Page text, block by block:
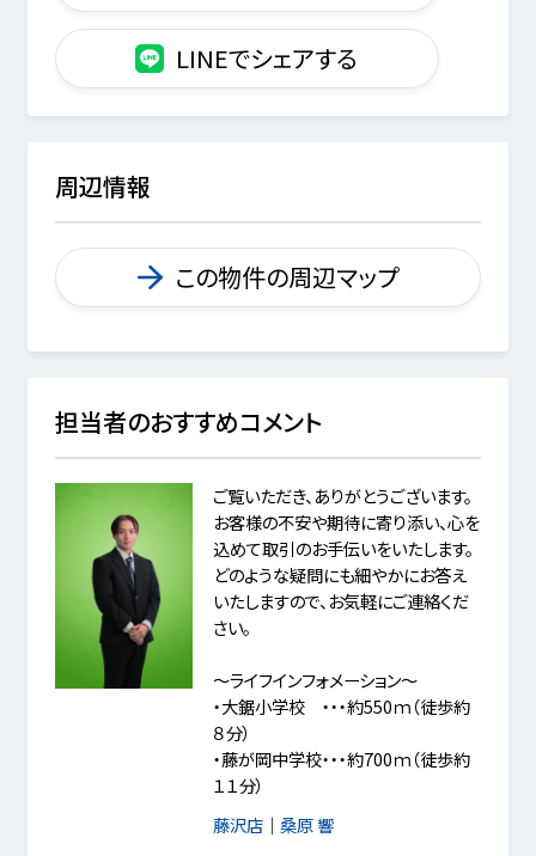
LINEでシェアする
周辺情報
この物件の周辺マップ
担当者のおすすめコメント
ご覧いただき、ありがとうございます。
お客様の不安や期待に寄り添い、心を
込めて取引のお手伝いをいたします。
どのような疑問にも細やかにお答え
いたしますので、お気軽にご連絡くだ
さい。
～ライフインフォメーション～
・大鋸小学校 ・・・約550ｍ（徒歩約
８分）
・藤が岡中学校・・・約700ｍ（徒歩約
１１分）
藤沢店｜ 桑原 響